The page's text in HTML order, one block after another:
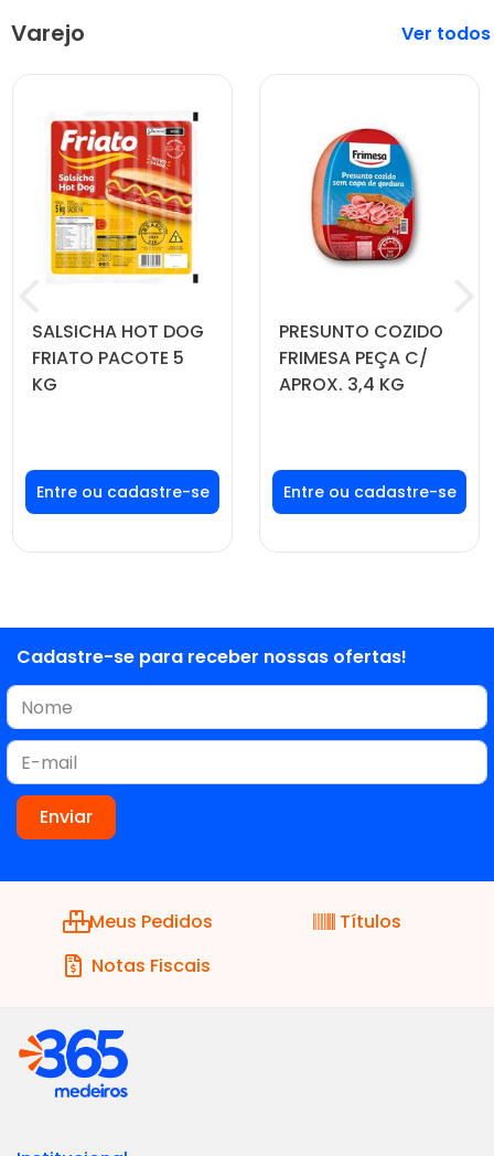
Varejo
SALSICHA HOT DOG
FRIATO PACOTE 5
KG
Faça seu login ou
cadastre-se para
ver preços e
PRESUNTO COZIDO
FRIMESA PEÇA C/
APROX. 3,4 KG
Faça seu login ou
cadastre-se para
ver preços e
Cadastre-se para receber nossas ofertas!
Meus Pedidos
Títulos
Notas Fiscais